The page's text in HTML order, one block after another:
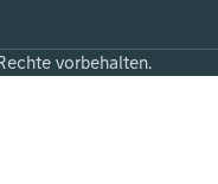
vorbehalten.